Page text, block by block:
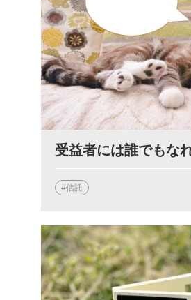
受益者には誰でもな
#信託